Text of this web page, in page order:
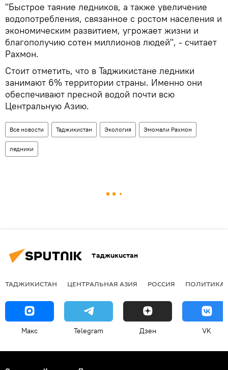
"Быстрое таяние ледников, а также увеличение
водопотребления, связанное с ростом населения и
экономическим развитием, угрожает жизни и
благополучию сотен миллионов людей", - считает
Рахмон.
Стоит отметить, что в Таджикистане ледники
занимают 6% территории страны. Именно они
обеспечивают пресной водой почти всю
Центральную Азию.
Все новости Таджикистан Экология Эмомали Рахмон
ледники
Таджикистан
ТАДЖИКИСТАН ЦЕНТРАЛЬНАЯ АЗИЯ РОССИЯ ПОЛИТИКА
Макс Telegram Дзен VK